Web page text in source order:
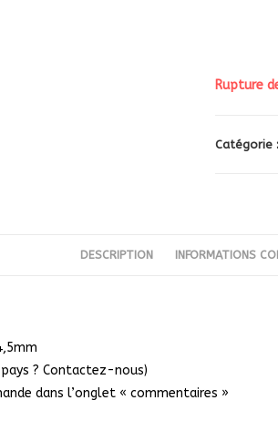
Rupture
Catégorie :
DESCRIPTION INFORMATIONS
pays ? Contactez-nous)
dans l’onglet « commentaires »